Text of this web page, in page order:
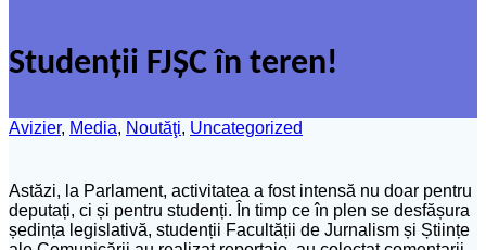
Studenții FJȘC în teren!
Avizier, Media, Noutăţi, Uncategorized
Astăzi, la Parlament, activitatea a fost intensă nu doar pentru
deputați, ci și pentru studenți. În timp ce în plen se desfășura
ședința legislativă, studenții Facultății de Jurnalism și Științe